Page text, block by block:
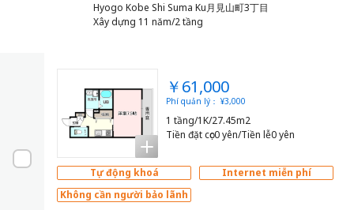
Hyogo Kobe Shi Suma Ku月見山町3丁目
Xây dựng 11 năm/2 tầng
￥61,000
Phí quản lý： ¥3,000
1 tầng/1K/27.45m2
Tiền đặt cọc0 yên/Tiền lễ0 yên
Tự động khoá
Internet miễn phí
Không cần người bảo lãnh